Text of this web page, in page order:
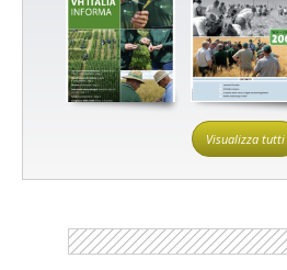
Visualizza tutti